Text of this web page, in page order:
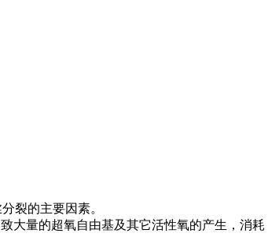
裂的主要因素。
大量的超氧自由基及其它活性氧的产生，消耗